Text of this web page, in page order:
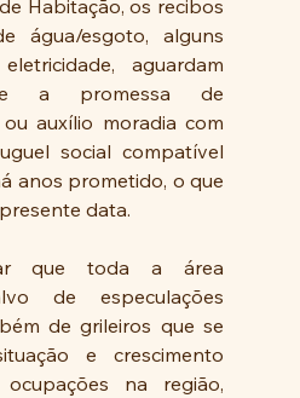
Habitação, os recibos
água/esgoto, alguns
aguardam
a promessa de
ou auxílio moradia com
social compatível
anos prometido, o que
data.
que toda a área
de especulações
de grileiros que se
e crescimento
na região,